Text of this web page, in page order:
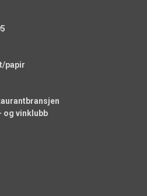
papir
og vinklubb